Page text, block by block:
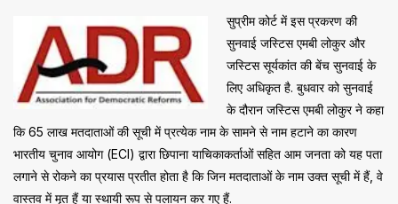
सुप्रीम कोर्ट में इस प्रकरण की
सुनवाई जस्टिस एमबी लोकुर और
जस्टिस सूर्यकांत की बेंच सुनवाई के
लिए अधिकृत है. बुधवार को सुनवाई
के दौरान जस्टिस एमबी लोकुर ने कहा
कि 65 लाख मतदाताओं की सूची में प्रत्येक नाम के सामने से नाम हटाने का कारण
भारतीय चुनाव आयोग (ECI) द्वारा छिपाना याचिकाकर्ताओं सहित आम जनता को यह पता
लगाने से रोकने का प्रयास प्रतीत होता है कि जिन मतदाताओं के नाम उक्त सूची में हैं, वे
वास्तव में मृत हैं या स्थायी रूप से पलायन कर गए हैं.